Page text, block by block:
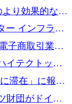
資金調達額は
り効果的な使
ドを確保
ー インフラス
万ドルを
子商取引業務
ために 200
イテクトップ
滞在」に報酬
財団がドイツ